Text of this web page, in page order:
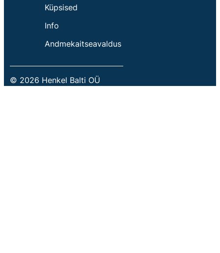
Küpsised
Info
Andmekaitseavaldus
© 2026 Henkel Balti OÜ